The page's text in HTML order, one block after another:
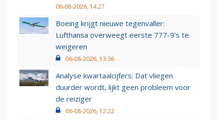
06-08-2026, 14:27
Boeing krijgt nieuwe tegenvaller:
Lufthansa overweegt eerste 777-9’s te
weigeren
06-08-2026, 13:36
Analyse kwartaalcijfers: Dat vliegen
duurder wordt, lijkt geen probleem voor
de reiziger
06-08-2026, 12:22